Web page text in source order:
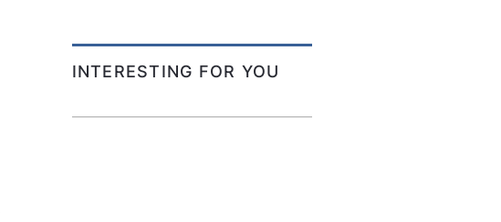
INTERESTING FOR YOU